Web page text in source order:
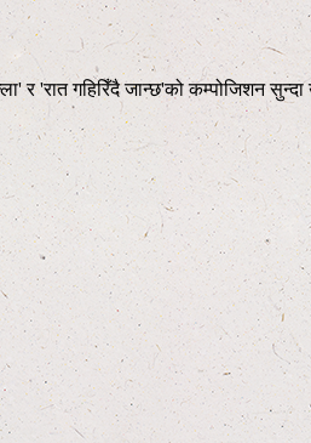
'रात गहिरिँदै जान्छ'को कम्पोजिशन